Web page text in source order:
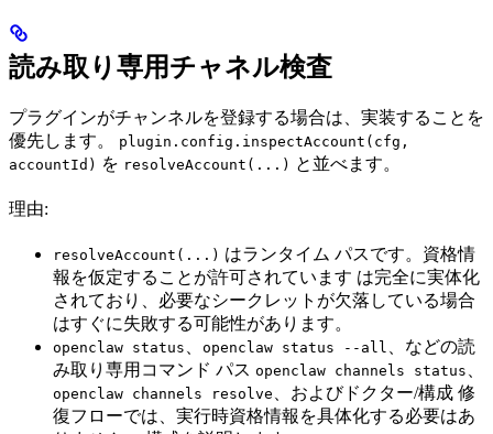
読み取り専用チャネル検査
プラグインがチャンネルを登録する場合は、実装することを
優先します。
plugin.config.inspectAccount(cfg,
accountId) を resolveAccount(...) と並べます。
理由:
resolveAccount(...) はランタイム パスです。資格情
報を仮定することが許可されています は完全に実体化
されており、必要なシークレットが欠落している場合
はすぐに失敗する可能性があります。
openclaw status openclaw status --all
、などの読
み取り専用コマンド パス openclaw channels status
openclaw channels resolve
、およびドクター/構成 修
復フローでは、実行時資格情報を具体化する必要はあ